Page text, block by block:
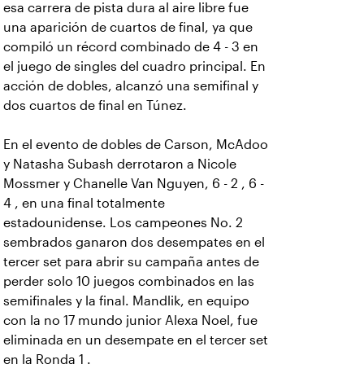
esa carrera de pista dura al aire libre fue
una aparición de cuartos de final, ya que
compiló un récord combinado de 4 - 3 en
el juego de singles del cuadro principal. En
acción de dobles, alcanzó una semifinal y
dos cuartos de final en Túnez.
En el evento de dobles de Carson, McAdoo
y Natasha Subash derrotaron a Nicole
Mossmer y Chanelle Van Nguyen, 6 - 2 , 6 -
4 , en una final totalmente
estadounidense. Los campeones No. 2
sembrados ganaron dos desempates en el
tercer set para abrir su campaña antes de
perder solo 10 juegos combinados en las
semifinales y la final. Mandlik, en equipo
con la no 17 mundo junior Alexa Noel, fue
eliminada en un desempate en el tercer set
en la Ronda 1 .